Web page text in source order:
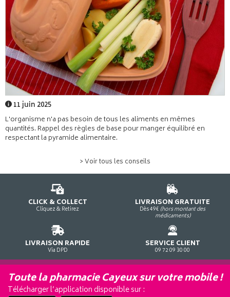
11 juin 2025
L'organisme n'a pas besoin de tous les aliments en mêmes
quantités. Rappel des règles de base pour manger équilibré en
respectant la pyramide alimentaire.
> Voir tous les conseils
CLICK & COLLECT
Cliquez & Retirez
LIVRAISON GRATUITE
Dès 49€ (hors montant des
médicaments)
LIVRAISON RAPIDE
Via DPD
SERVICE CLIENT
09 72 09 30 00
Toute la pharmacie Cayeux sur votre mobile !
Télécharger l’application disponible sur :